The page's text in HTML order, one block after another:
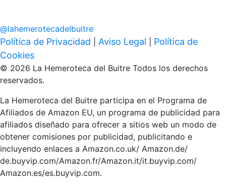
@lahemerotecadelbuitre
Política de Privacidad Aviso Legal
Política de
Cookies
© 2026 La Hemeroteca del Buitre Todos los derechos
reservados.
La Hemeroteca del Buitre participa en el Programa de
Afiliados de Amazon EU, un programa de publicidad para
afiliados diseñado para ofrecer a sitios web un modo de
obtener comisiones por publicidad, publicitando e
incluyendo enlaces a Amazon.co.uk/ Amazon.de/
de.buyvip.com/Amazon.fr/Amazon.it/it.buyvip.com/
Amazon.es/es.buyvip.com.